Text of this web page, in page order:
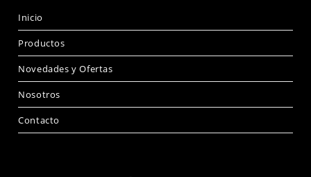
Inicio
Productos
Novedades y Ofertas
Nosotros
Contacto